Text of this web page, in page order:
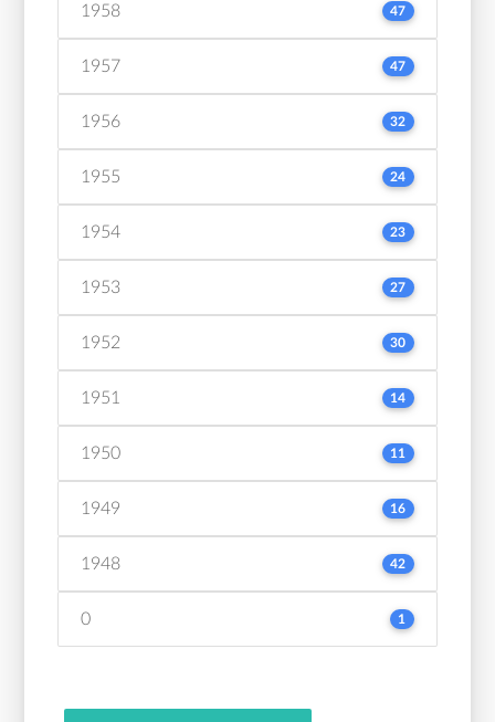
1958 47
1957 47
1956 32
1955 24
1954 23
1953 27
1952 30
1951 14
1950 11
1949 16
1948 42
0 1